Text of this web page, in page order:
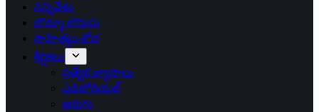
సన్నివేశం
బొమ్మా బొరుసు
సాహిత్యం-శోభ
శీర్షికలు
ప్రత్యేక వ్యాసాలు
ఎడిటోరియల్
అరుగు